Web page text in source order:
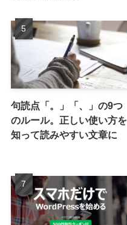
句読点「。」「、」の9つ
のルール。正しい使い方を
知って読みやすい文章に